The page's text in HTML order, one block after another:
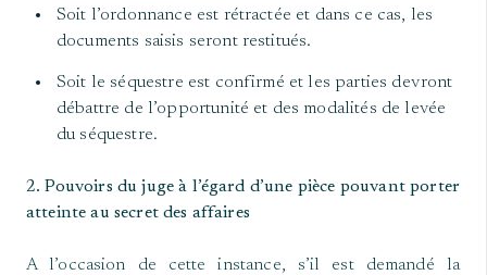
Soit l’ordonnance est rétractée et dans ce cas, les
documents saisis seront restitués.
Soit le séquestre est confirmé et les parties devront
débattre de l’opportunité et des modalités de levée
du séquestre.
2. Pouvoirs du juge à l’égard d’une pièce pouvant porter
atteinte au secret des affaires
A l’occasion de cette instance, s’il est demandé la